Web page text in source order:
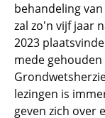
behandeling
zal zo'n vijf jaar
2023
mede
lezingen is
geven zich over